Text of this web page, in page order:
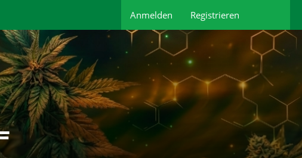
Anmelden Registrieren